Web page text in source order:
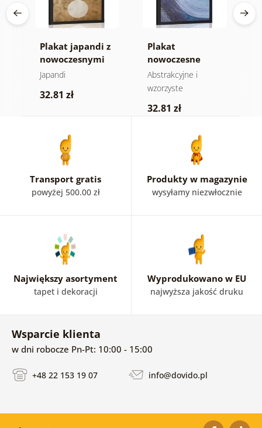
Plakat japandi z
nowoczesnymi
kręgami
Japandi
32.81 zł
Plakat
nowoczesne
abstrakcyjne
wzory
Abstrakcyjne i
wzorzyste
32.81 zł
Transport gratis
powyżej 500.00 zł
Produkty w magazynie
wysyłamy niezwłocznie
Największy asortyment
tapet i dekoracji
Wyprodukowano w EU
najwyższa jakość druku
Wsparcie klienta
w dni robocze Pn-Pt: 10:00 - 15:00
+48 22 153 19 07 info@dovido.pl